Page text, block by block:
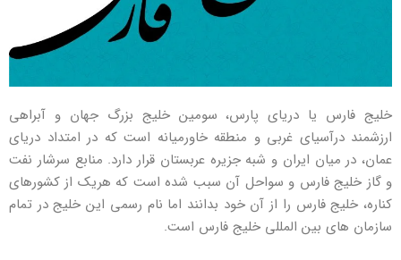
خلیج فارس یا دریای پارس، سومین خلیج بزرگ جهان و آبراهی
ارزشمند درآسیای غربی و منطقه خاورمیانه است که در امتداد دریای
عمان، در میان ایران و شبه جزیره عربستان قرار دارد. منابع سرشار نفت
و گاز خلیج فارس و سواحل آن سبب شده است که هریک از کشورهای
کناره، خلیج فارس را از آن خود بدانند اما نام رسمی این خلیج در تمام
سازمان های بین المللی خلیج فارس است.